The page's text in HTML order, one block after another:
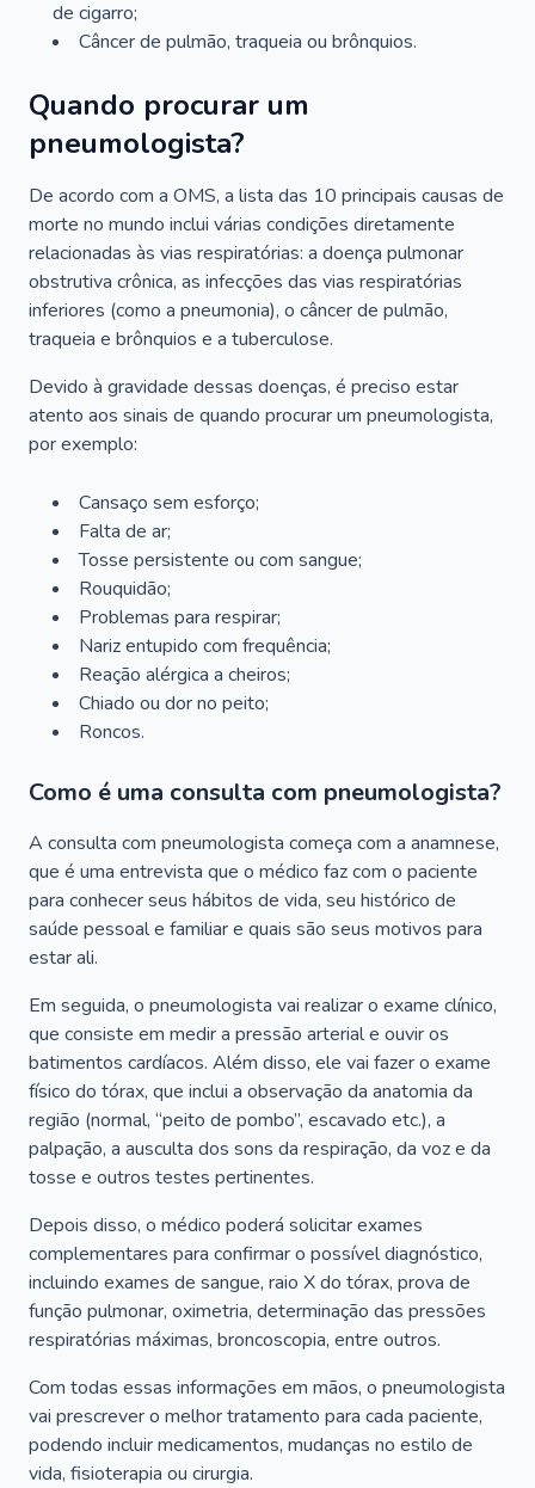
de cigarro;
Câncer de pulmão, traqueia ou brônquios.
Quando procurar um
pneumologista?
De acordo com a OMS, a lista das 10 principais causas de
morte no mundo inclui várias condições diretamente
relacionadas às vias respiratórias: a doença pulmonar
obstrutiva crônica, as infecções das vias respiratórias
inferiores (como a pneumonia), o câncer de pulmão,
traqueia e brônquios e a tuberculose.
Devido à gravidade dessas doenças, é preciso estar
atento aos sinais de quando procurar um pneumologista,
por exemplo:
Cansaço sem esforço;
Falta de ar;
Tosse persistente ou com sangue;
Rouquidão;
Problemas para respirar;
Nariz entupido com frequência;
Reação alérgica a cheiros;
Chiado ou dor no peito;
Roncos.
Como é uma consulta com pneumologista?
A consulta com pneumologista começa com a anamnese,
que é uma entrevista que o médico faz com o paciente
para conhecer seus hábitos de vida, seu histórico de
saúde pessoal e familiar e quais são seus motivos para
estar ali.
Em seguida, o pneumologista vai realizar o exame clínico,
que consiste em medir a pressão arterial e ouvir os
batimentos cardíacos. Além disso, ele vai fazer o exame
físico do tórax, que inclui a observação da anatomia da
região (normal, “peito de pombo”, escavado etc.), a
palpação, a ausculta dos sons da respiração, da voz e da
tosse e outros testes pertinentes.
Depois disso, o médico poderá solicitar exames
complementares para confirmar o possível diagnóstico,
incluindo exames de sangue, raio X do tórax, prova de
função pulmonar, oximetria, determinação das pressões
respiratórias máximas, broncoscopia, entre outros.
Com todas essas informações em mãos, o pneumologista
vai prescrever o melhor tratamento para cada paciente,
podendo incluir medicamentos, mudanças no estilo de
vida, fisioterapia ou cirurgia.